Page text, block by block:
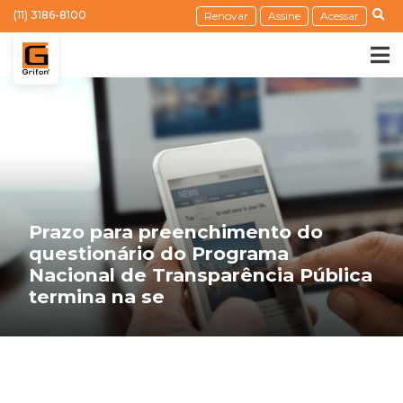
(11) 3186-8100 Renovar Assine Acessar
Prazo para preenchimento do
questionário do Programa
Nacional de Transparência Pública
termina na se